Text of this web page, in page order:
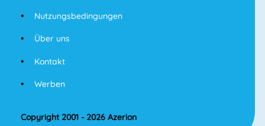
Nutzungsbedingungen
Über uns
Kontakt
Werben
Copyright 2001 - 2026 Azerion